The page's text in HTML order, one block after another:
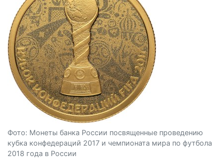
Фото: Монеты банка России посвященные проведению
кубка конфедераций 2017 и чемпионата мира по футбола
2018 года в России